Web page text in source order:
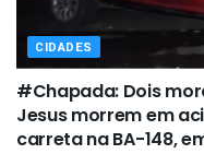
CIDADES
#Chapada: Dois
Jesus morrem em
carreta na BA-148,